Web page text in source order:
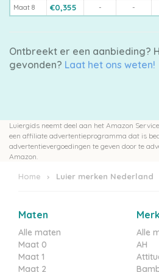
Maat 8 €0,355 - -
Ontbreekt er een aanbieding?
gevonden? Laat het ons weten!
Luiergids neemt deel aan het Amazon
een affiliate advertentieprogramma dat is
advertentievergoedingen te geven door te
Amazon.
Home Luier merken Nederland
Maten
Alle maten
Maat 0
Maat 1
Maat 2
Alle
AH